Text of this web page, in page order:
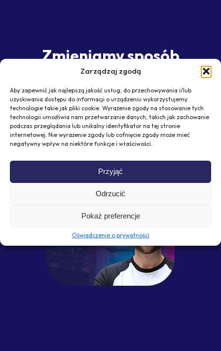
Zarządzaj zgodą
Aby zapewnić jak najlepszą jakość usług, do przechowywania i/lub
uzyskiwania dostępu do informacji o urządzeniu wykorzystujemy
technologie takie jak pliki cookie. Wyrażenie zgody na stosowanie tych
technologii umożliwia nam przetwarzanie danych, takich jak zachowanie
podczas przeglądania lub unikalny identyfikator na tej stronie
internetowej. Nie wyrażenie zgody lub cofnięcie zgody może mieć
negatywny wpływ na niektóre funkcje i właściwości.
Przyjąć
Odrzucić
Pokaż preferencje
Oświadczenie o prywatności
Zmieniamy sposób
działania kuponów
rabatowych w
e-commerce
Zdobądź klientów, których nie zdołałbyś pozyskać
tradycyjnymi kanałami marketingowymi.